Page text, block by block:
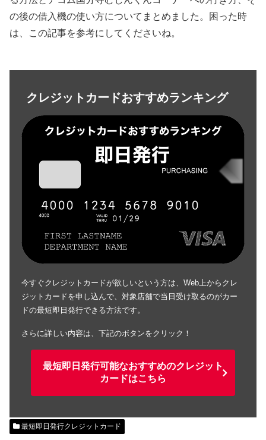
の後の借入機の使い方についてまとめました。困った時
は、この記事を参考にしてくださいね。
クレジットカードおすすめランキング
今すぐクレジットカードが欲しいという方は、Web上からクレ
ジットカードを申し込んで、対象店舗で当日受け取るのがカー
ドの最短即日発行できる方法です。
さらに詳しい内容は、下記のボタンをクリック！
最短即日発行可能なおすすめのクレジット
カードはこちら
最短即日発行クレジットカード